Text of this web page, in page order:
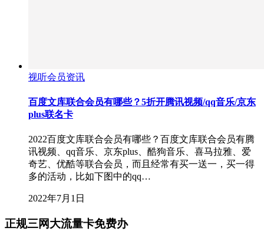
视听会员资讯
百度文库联合会员有哪些？5折开腾讯视频/qq音乐/京东
plus联名卡
2022百度文库联合会员有哪些？百度文库联合会员有腾
讯视频、qq音乐、京东plus、酷狗音乐、喜马拉雅、爱
奇艺、优酷等联合会员，而且经常有买一送一，买一得
多的活动，比如下图中的qq…
2022年7月1日
正规三网大流量卡免费办